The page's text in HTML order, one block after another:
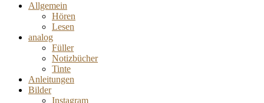
Allgemein
Hören
Lesen
analog
Füller
Notizbücher
Tinte
Anleitungen
Bilder
Instagram